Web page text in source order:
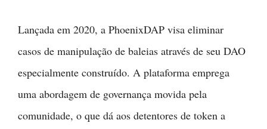
Lançada em 2020, a PhoenixDAP visa eliminar
casos de manipulação de baleias através de seu DAO
especialmente construído. A plataforma emprega
uma abordagem de governança movida pela
comunidade, o que dá aos detentores de token a